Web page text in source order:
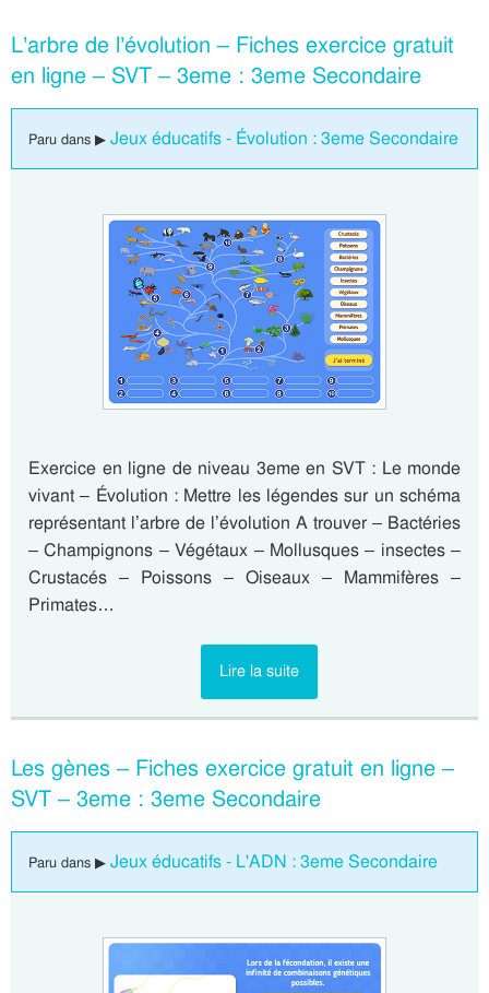
L’arbre de l’évolution – Fiches exercice gratuit
en ligne – SVT – 3eme : 3eme Secondaire
Paru dans ▶ Jeux éducatifs - Évolution : 3eme Secondaire
Exercice en ligne de niveau 3eme en SVT : Le monde
vivant – Évolution : Mettre les légendes sur un schéma
représentant l’arbre de l’évolution A trouver – Bactéries
– Champignons – Végétaux – Mollusques – insectes –
Crustacés – Poissons – Oiseaux – Mammifères –
Primates…
Lire la suite
Les gènes – Fiches exercice gratuit en ligne –
SVT – 3eme : 3eme Secondaire
Paru dans ▶ Jeux éducatifs - L'ADN : 3eme Secondaire